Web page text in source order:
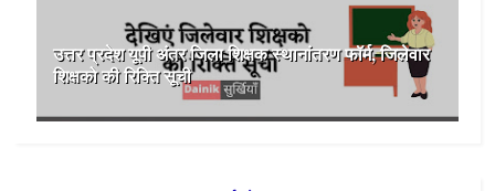
उत्तर प्रदेश यूपी अंतर जिला शिक्षक स्थानांतरण फॉर्म, जिलेवार
शिक्षको की रिक्ति सूची